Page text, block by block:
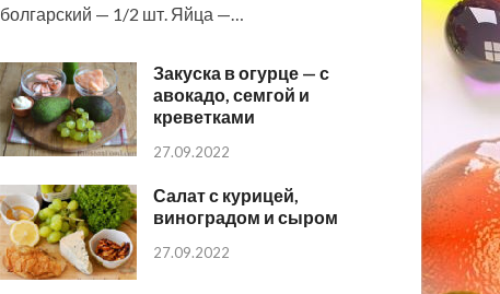
болгарский — 1/2 шт. Яйца —…
Закуска в огурце — с
авокадо, семгой и
креветками
27.09.2022
Салат с курицей,
виноградом и сыром
27.09.2022